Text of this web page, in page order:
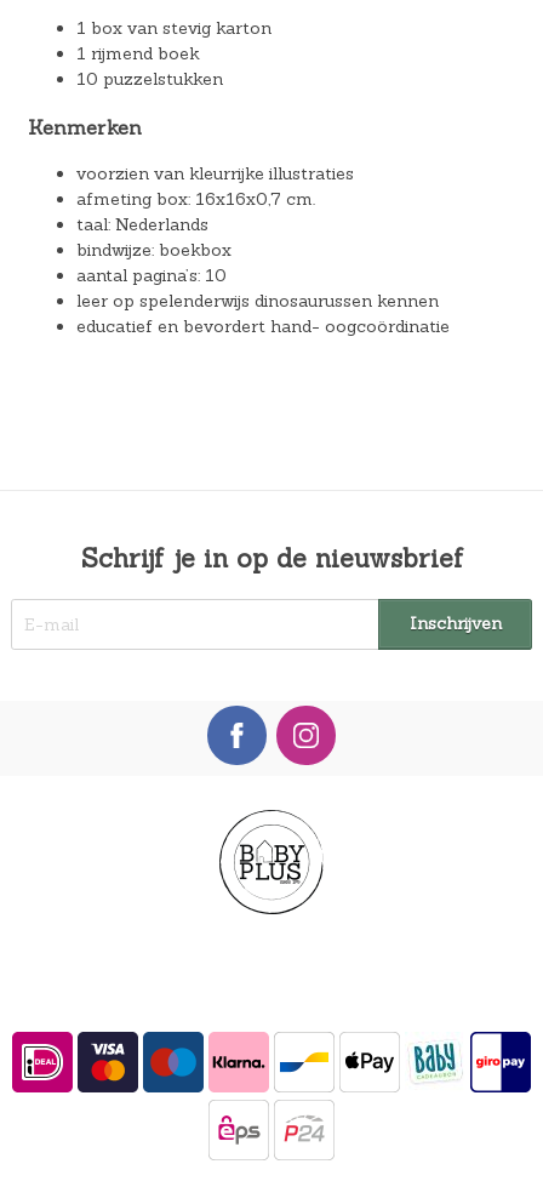
1 box van stevig karton
1 rijmend boek
10 puzzelstukken
Kenmerken
voorzien van kleurrijke illustraties
afmeting box: 16x16x0,7 cm.
taal: Nederlands
bindwijze: boekbox
aantal pagina’s: 10
leer op spelenderwijs dinosaurussen kennen
educatief en bevordert hand- oogcoördinatie
Schrijf je in op de nieuwsbrief